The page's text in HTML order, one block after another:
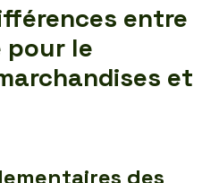
entre
pour le
et
des